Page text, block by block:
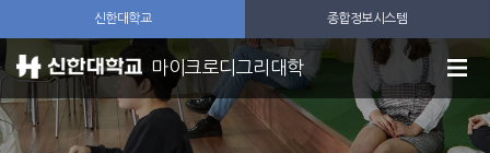
신한대학교 종합정보시스템
마이크로디그리대학